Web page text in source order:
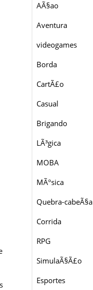
AÃ§ao
Aventura
videogames
Borda
CartÃ£o
Casual
Brigando
LÃ³gica
MOBA
MÃºsica
Quebra-cabeÃ§a
Corrida
RPG
SimulaÃ§Ã£o
Esportes